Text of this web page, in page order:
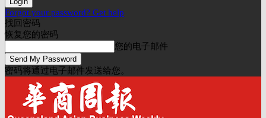
Forgot your password? Get help
找回密码
恢复您的密码
您的电子邮件
密码将通过电子邮件发送给您。